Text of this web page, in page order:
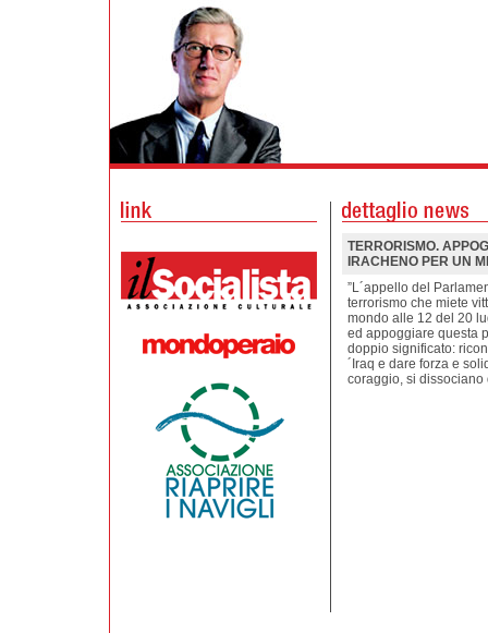
TERRORISMO.
IRACHENO PER UN
”L´appello del
terrorismo che miete
mondo alle 12 del 20
ed appoggiare questa
doppio significato:
´Iraq e dare forza e
coraggio, si dissociano